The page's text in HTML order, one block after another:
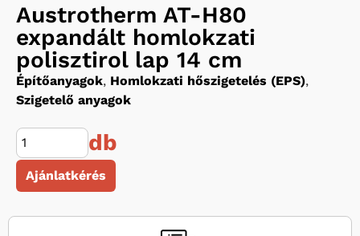
Austrotherm AT-H80
expandált homlokzati
polisztirol lap 14 cm
Építőanyagok, Homlokzati hőszigetelés (EPS),
Szigetelő anyagok
db
Ajánlatkérés